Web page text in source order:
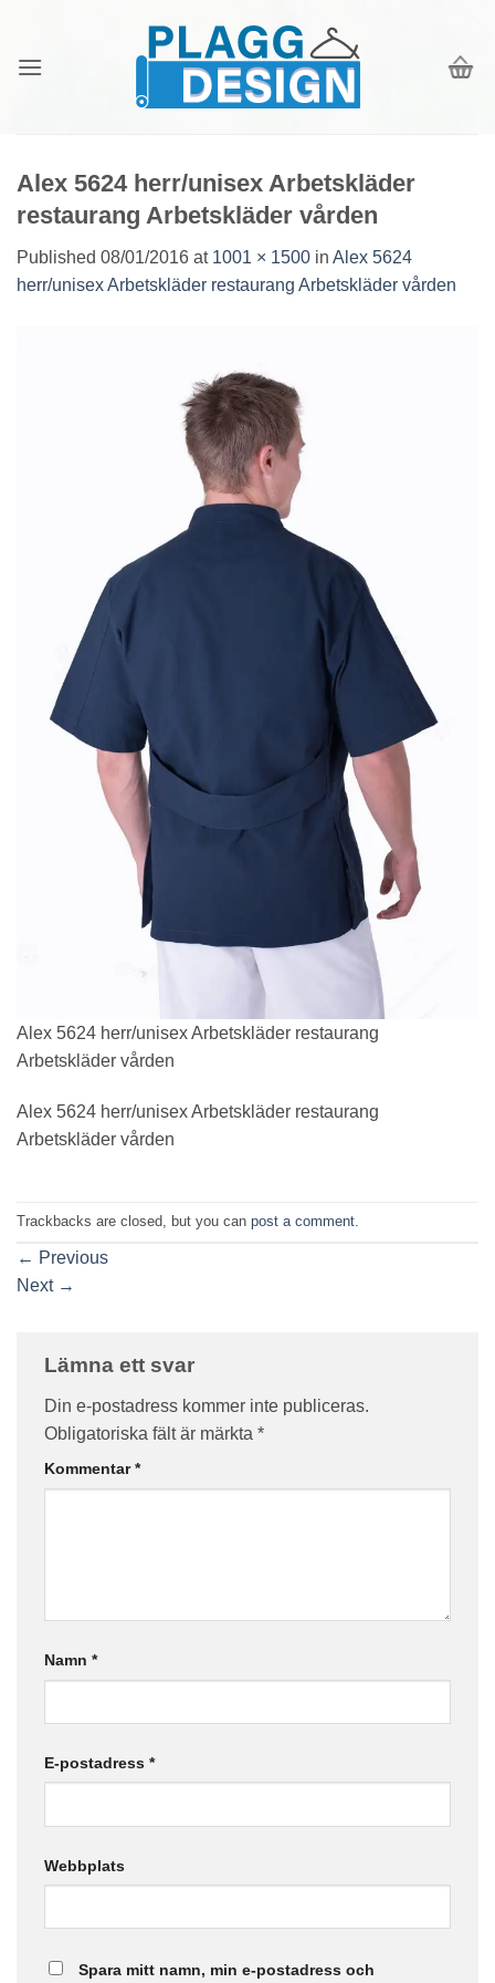
content
Alex 5624 herr/unisex Arbetskläder
restaurang Arbetskläder vården
Published 08/01/2016 at 1001 × 1500 in Alex 5624
herr/unisex Arbetskläder restaurang Arbetskläder vården
Alex 5624 herr/unisex Arbetskläder restaurang
Arbetskläder vården
Alex 5624 herr/unisex Arbetskläder restaurang
Arbetskläder vården
Trackbacks are closed, but you can post a comment
← Previous
Next →
Lämna ett svar
Din e-postadress kommer inte publiceras.
Obligatoriska fält är märkta *
Kommentar*
Namn *
E-postadress *
Webbplats
Spara mitt namn, min e-postadress och